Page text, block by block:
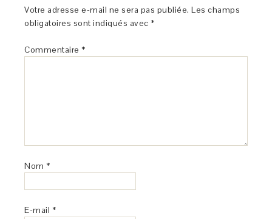
Votre adresse e-mail ne sera pas publiée. Les champs
obligatoires sont indiqués avec *
Commentaire *
Nom *
E-mail *